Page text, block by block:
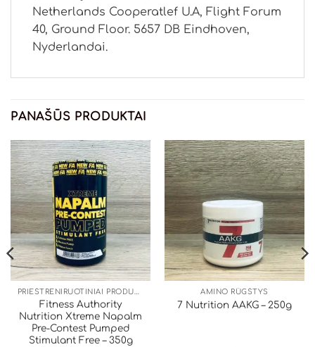
Netherlands Cooperatlef U.A, Flight Forum
40, Ground Floor. 5657 DB Eindhoven,
Nyderlandai.
PANAŠŪS PRODUKTAI
PRIEŠTRENIRUOTINIAI PRODUKTAI
Fitness Authority
Nutrition Xtreme Napalm
Pre-Contest Pumped
Stimulant Free – 350g
AMINO RŪGŠTYS
7 Nutrition AAKG – 250g